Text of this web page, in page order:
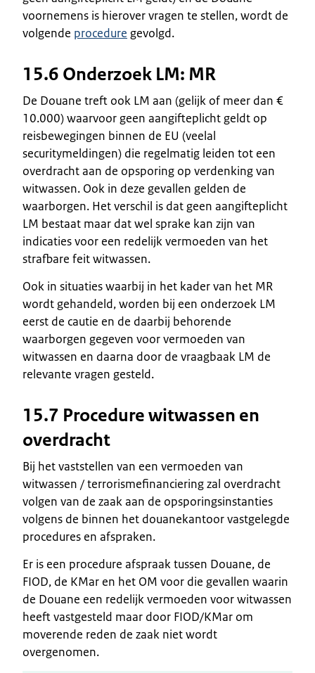
voornemens is hierover vragen te stellen, wordt de
volgende procedure gevolgd.
15.6 Onderzoek LM: MR
De Douane treft ook LM aan (gelijk of meer dan €
10.000) waarvoor geen aangifteplicht geldt op
reisbewegingen binnen de EU (veelal
securitymeldingen) die regelmatig leiden tot een
overdracht aan de opsporing op verdenking van
witwassen. Ook in deze gevallen gelden de
waarborgen. Het verschil is dat geen aangifteplicht
LM bestaat maar dat wel sprake kan zijn van
indicaties voor een redelijk vermoeden van het
strafbare feit witwassen.
Ook in situaties waarbij in het kader van het MR
wordt gehandeld, worden bij een onderzoek LM
eerst de cautie en de daarbij behorende
waarborgen gegeven voor vermoeden van
witwassen en daarna door de vraagbaak LM de
relevante vragen gesteld.
15.7 Procedure witwassen en
overdracht
Bij het vaststellen van een vermoeden van
witwassen / terrorismefinanciering zal overdracht
volgen van de zaak aan de opsporingsinstanties
volgens de binnen het douanekantoor vastgelegde
procedures en afspraken.
Er is een procedure afspraak tussen Douane, de
FIOD, de KMar en het OM voor die gevallen waarin
de Douane een redelijk vermoeden voor witwassen
heeft vastgesteld maar door FIOD/KMar om
moverende reden de zaak niet wordt
overgenomen.